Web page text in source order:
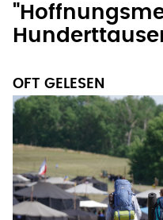
OFT GELESEN